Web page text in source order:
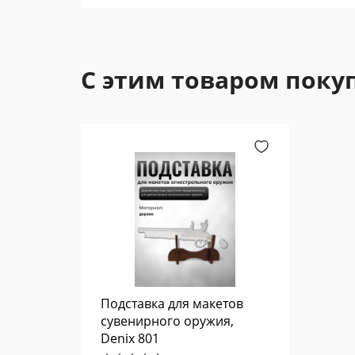
С этим товаром
Подставка для макетов
сувенирного оружия,
Denix 801